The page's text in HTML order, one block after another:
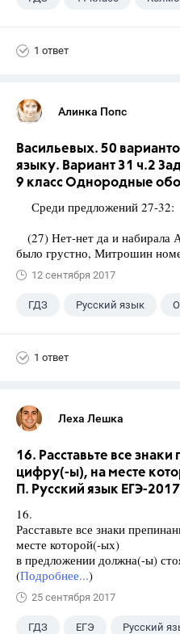
1 ответ
Алинка Попс
Васильевых. 50
языку. Вариант 31 ч.2
9 класс Однородные
Среди предложений 27-32:
(27) Нет-нет да и набирала
было грустно, Митрошин
12 сентября 2017
ГДЗ Русский язык
1 ответ
Леха Лешка
16. Расставьте все
цифру(-ы), на месте
П. Русский язык ЕГЭ-
16.
Расставьте все знаки
месте которой(-ых)
в предложении должна(-ы)
(Подробнее...)
25 сентября 2017
ГДЗ ЕГЭ Русский